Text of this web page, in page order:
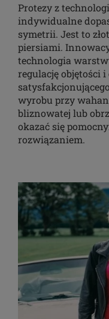
Protezy z
indywidualne
symetrii. Jest to
piersiami.
technologia
regulację objętości
wyrobu przy
bliznowatej lub
okazać się
rozwiązaniem.